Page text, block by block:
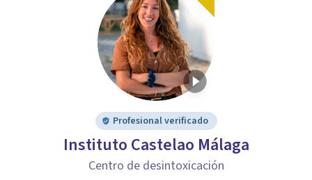
Profesional verificado
Instituto Castelao Málaga
Centro de desintoxicación